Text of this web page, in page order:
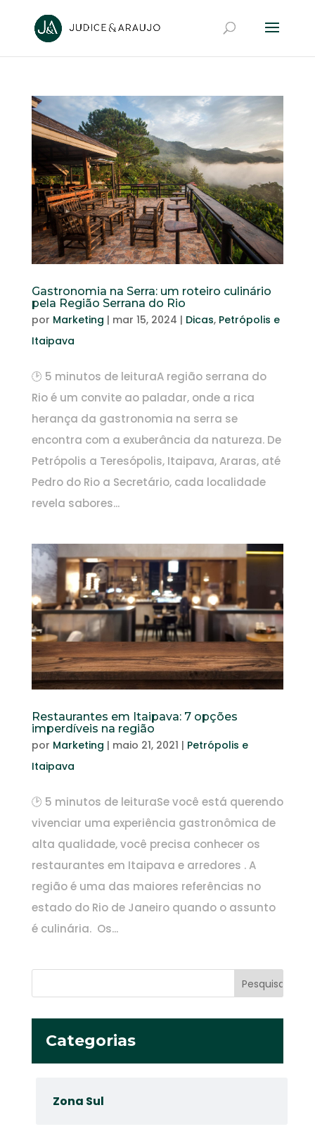
Gastronomia na Serra: um roteiro culinário
pela Região Serrana do Rio
por Marketing | mar 15, 2024 | Dicas, Petrópolis e
Itaipava
🕑 5 minutos de leituraA região serrana do
Rio é um convite ao paladar, onde a rica
herança da gastronomia na serra se
encontra com a exuberância da natureza. De
Petrópolis a Teresópolis, Itaipava, Araras, até
Pedro do Rio a Secretário, cada localidade
revela sabores...
Restaurantes em Itaipava: 7 opções
imperdíveis na região
por Marketing | maio 21, 2021 | Petrópolis e
Itaipava
🕑 5 minutos de leituraSe você está querendo
vivenciar uma experiência gastronômica de
alta qualidade, você precisa conhecer os
restaurantes em Itaipava e arredores . A
região é uma das maiores referências no
estado do Rio de Janeiro quando o assunto
é culinária. Os...
Categorias
Zona Sul